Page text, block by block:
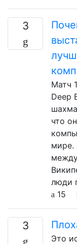
3
Матч
Deep
что
мире.
люди
15
3
Это